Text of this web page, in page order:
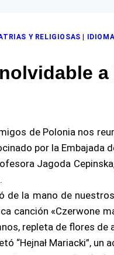
Y RELIGIOSAS
de Polonia nos
por la Embajada
Jagoda
de la mano de
canción «Czerwone
repleta de flores
“Hejnał Mariacki”,